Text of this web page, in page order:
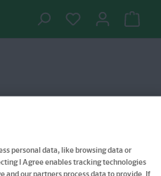
personal data, like browsing data or
I Agree enables tracking technologies
and our partners process data to provide. If